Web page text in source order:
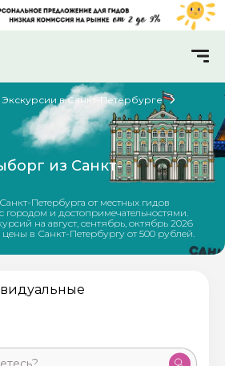
Экскурсии в Санкт-Петербурге
из Санкт-
Петербурга от местных гидов
городом и достопримечательностями.
на август, сентябрь, октябрь 2026
в Санкт-Петербургу от 500 рублей.